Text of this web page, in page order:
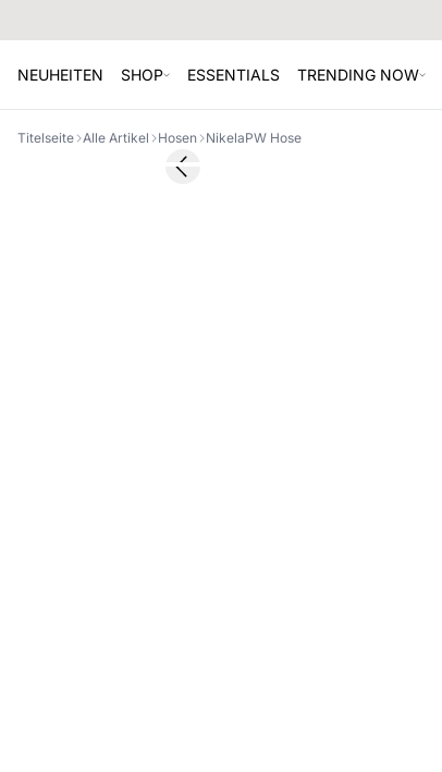
NEUHEITEN SHOP ESSENTIALS TRENDING NOW
Titelseite Alle Artikel Hosen NikelaPW Hose
Previous slide